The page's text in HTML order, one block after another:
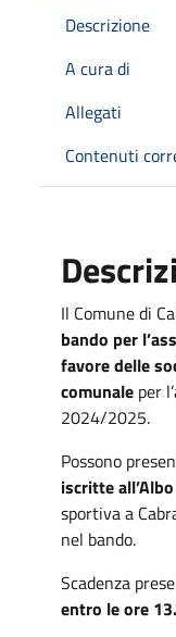
Descrizione
A cura di
Allegati
Contenuti
Il Comune di
bando per
favore delle
comunale per
2024/2025.
Possono
iscritte
sportiva a
nel bando.
Scadenza
entro le ore